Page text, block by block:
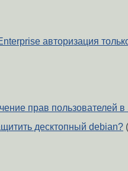
авторизация
прав пользователей в
десктопный debian?